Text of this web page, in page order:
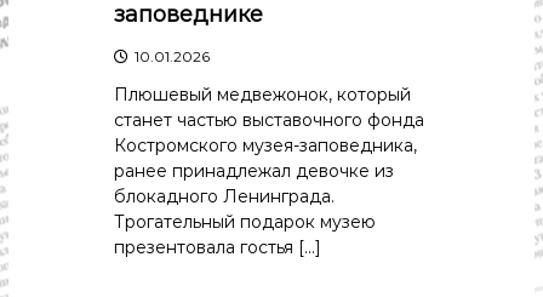
заповеднике
10.01.2026
Плюшевый медвежонок, который
станет частью выставочного фонда
Костромского музея-заповедника,
ранее принадлежал девочке из
блокадного Ленинграда.
Трогательный подарок музею
презентовала гостья […]